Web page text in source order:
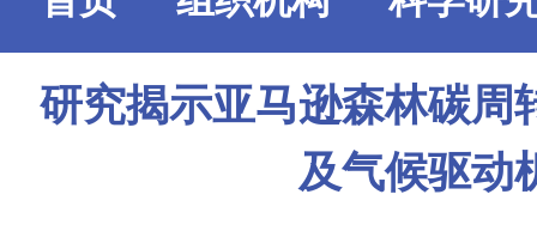
研究揭示亚马逊森林碳周
及气候驱动